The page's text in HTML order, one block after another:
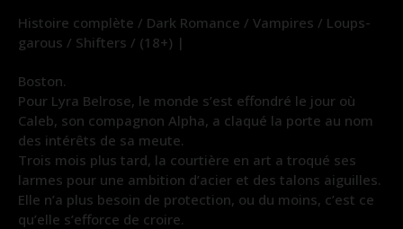
Histoire complète / Dark Romance / Vampires / Loups-
garous / Shifters / (18+) |
Boston.
Pour Lyra Belrose, le monde s’est effondré le jour où
Caleb, son compagnon Alpha, a claqué la porte au nom
des intérêts de sa meute.
Trois mois plus tard, la courtière en art a troqué ses
larmes pour une ambition d’acier et des talons aiguilles.
Elle n’a plus besoin de protection, ou du moins, c’est ce
qu’elle s’efforce de croire.